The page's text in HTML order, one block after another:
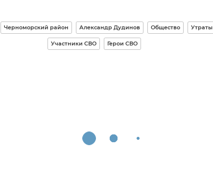
Черноморский район Александр Дудинов Общество Утраты
Участники СВО Герои СВО